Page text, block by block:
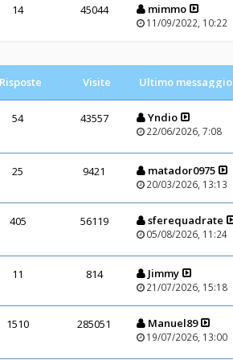
14 45044 mimmo
11/09/2022, 10:22
Risposte Visite Ultimo messaggio
54 43557 Yndio
22/06/2026, 7:08
25 9421 matador0975
20/03/2026, 13:13
405 56119 sferequadrate
05/08/2026, 11:24
11 814 Jimmy
21/07/2026, 15:18
1510 285051 Manuel89
19/07/2026, 13:00